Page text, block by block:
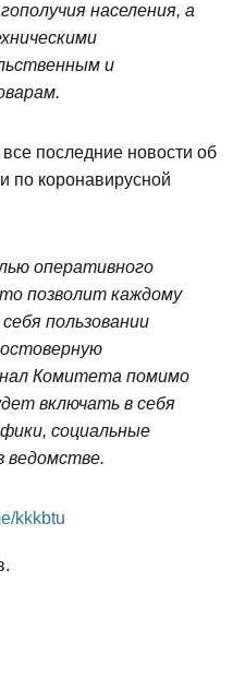
населения, а
и
последние новости об
по коронавирусной
оперативного
позволит каждому
пользовании
Комитета помимо
включать в себя
социальные
ведомстве.
kkkbtu